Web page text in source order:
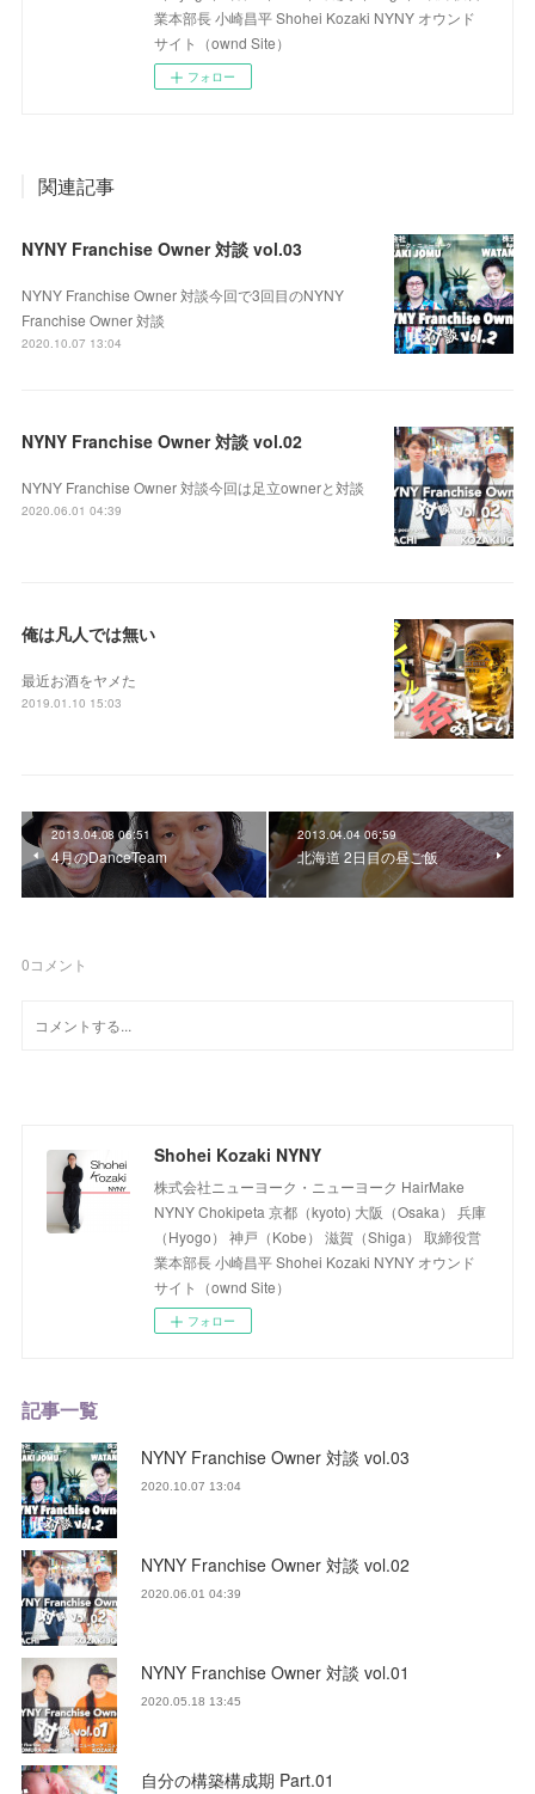
業本部長 小崎昌平 Shohei Kozaki NYNY オウンド
サイト（ownd Site）
フォロー
関連記事
NYNY Franchise Owner 対談 vol.03
NYNY Franchise Owner 対談今回で3回目のNYNY
Franchise Owner 対談
2020.10.07 13:04
NYNY Franchise Owner 対談 vol.02
NYNY Franchise Owner 対談今回は足立ownerと対談
2020.06.01 04:39
俺は凡人では無い
最近お酒をヤメた
2019.01.10 15:03
2013.04.08 06:51
4月のDanceTeam
2013.04.04 06:59
北海道 2日目の昼ご飯
0コメント
Shohei Kozaki NYNY
株式会社ニューヨーク・ニューヨーク HairMake
NYNY Chokipeta 京都（kyoto) 大阪（Osaka） 兵庫
（Hyogo） 神戸（Kobe） 滋賀（Shiga） 取締役営
業本部長 小崎昌平 Shohei Kozaki NYNY オウンド
サイト（ownd Site）
フォロー
記事一覧
NYNY Franchise Owner 対談 vol.03
2020.10.07 13:04
NYNY Franchise Owner 対談 vol.02
2020.06.01 04:39
NYNY Franchise Owner 対談 vol.01
2020.05.18 13:45
自分の構築構成期 Part.01